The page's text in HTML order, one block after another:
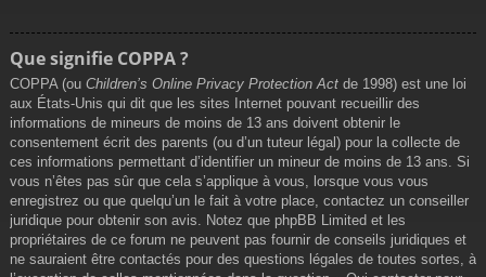
Que signifie COPPA ?
COPPA (ou Children’s Online Privacy Protection Act de 1998) est une loi
aux États-Unis qui dit que les sites Internet pouvant recueillir des
informations de mineurs de moins de 13 ans doivent obtenir le
consentement écrit des parents (ou d’un tuteur légal) pour la collecte de
ces informations permettant d’identifier un mineur de moins de 13 ans. Si
vous n’êtes pas sûr que cela s’applique à vous, lorsque vous vous
enregistrez ou que quelqu’un le fait à votre place, contactez un conseiller
juridique pour obtenir son avis. Notez que phpBB Limited et les
propriétaires de ce forum ne peuvent pas fournir de conseils juridiques et
ne sauraient être contactés pour des questions légales de toutes sortes, à